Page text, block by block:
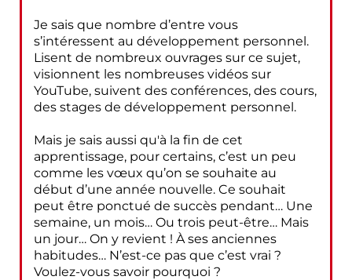
Je sais que nombre d’entre vous
s’intéressent au développement personnel.
Lisent de nombreux ouvrages sur ce sujet,
visionnent les nombreuses vidéos sur
YouTube, suivent des conférences, des cours,
des stages de développement personnel.
Mais je sais aussi qu'à la fin de cet
apprentissage, pour certains, c’est un peu
comme les vœux qu’on se souhaite au
début d’une année nouvelle. Ce souhait
peut être ponctué de succès pendant… Une
semaine, un mois… Ou trois peut-être… Mais
un jour… On y revient ! À ses anciennes
habitudes… N’est-ce pas que c’est vrai ?
Voulez-vous savoir pourquoi ?